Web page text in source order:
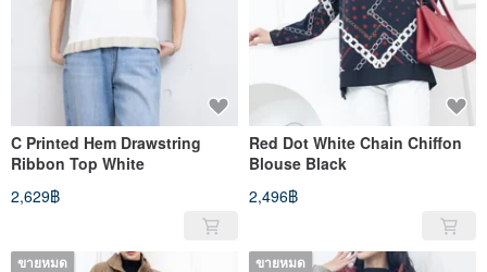
C Printed Hem Drawstring
Ribbon Top White
2,629฿
Red Dot White Chain Chiffon
Blouse Black
2,496฿
ขายหมด ขายหมด